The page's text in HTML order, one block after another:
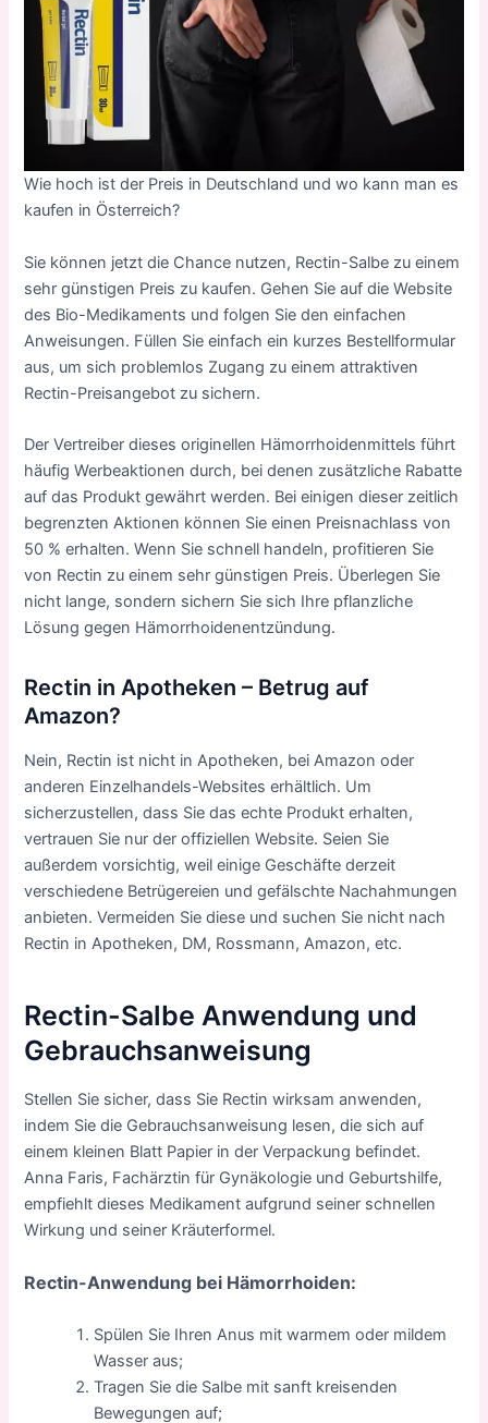
Wie hoch ist der Preis in Deutschland und wo kann man es
kaufen in Österreich?
Sie können jetzt die Chance nutzen, Rectin-Salbe zu einem
sehr günstigen Preis zu kaufen. Gehen Sie auf die Website
des Bio-Medikaments und folgen Sie den einfachen
Anweisungen. Füllen Sie einfach ein kurzes Bestellformular
aus, um sich problemlos Zugang zu einem attraktiven
Rectin-Preisangebot zu sichern.
Der Vertreiber dieses originellen Hämorrhoidenmittels führt
häufig Werbeaktionen durch, bei denen zusätzliche Rabatte
auf das Produkt gewährt werden. Bei einigen dieser zeitlich
begrenzten Aktionen können Sie einen Preisnachlass von
50 % erhalten. Wenn Sie schnell handeln, profitieren Sie
von Rectin zu einem sehr günstigen Preis. Überlegen Sie
nicht lange, sondern sichern Sie sich Ihre pflanzliche
Lösung gegen Hämorrhoidenentzündung.
Rectin in Apotheken – Betrug auf
Amazon?
Nein, Rectin ist nicht in Apotheken, bei Amazon oder
anderen Einzelhandels-Websites erhältlich. Um
sicherzustellen, dass Sie das echte Produkt erhalten,
vertrauen Sie nur der offiziellen Website. Seien Sie
außerdem vorsichtig, weil einige Geschäfte derzeit
verschiedene Betrügereien und gefälschte Nachahmungen
anbieten. Vermeiden Sie diese und suchen Sie nicht nach
Rectin in Apotheken, DM, Rossmann, Amazon, etc.
Rectin-Salbe Anwendung und
Gebrauchsanweisung
Stellen Sie sicher, dass Sie Rectin wirksam anwenden,
indem Sie die Gebrauchsanweisung lesen, die sich auf
einem kleinen Blatt Papier in der Verpackung befindet.
Anna Faris, Fachärztin für Gynäkologie und Geburtshilfe,
empfiehlt dieses Medikament aufgrund seiner schnellen
Wirkung und seiner Kräuterformel.
Rectin-Anwendung bei Hämorrhoiden:
Spülen Sie Ihren Anus mit warmem oder mildem
Wasser aus;
Tragen Sie die Salbe mit sanft kreisenden
Bewegungen auf;